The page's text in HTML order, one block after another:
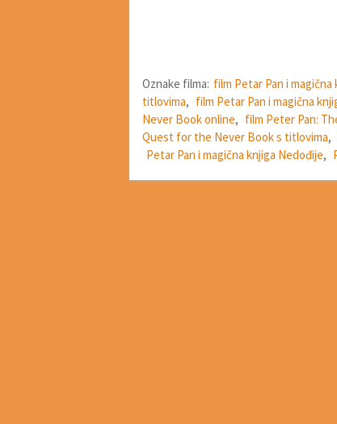
Oznake filma: film Petar Pan i
titlovima, film Petar Pan i magična
Never Book online, film Peter Pan:
Quest for the Never Book s titlovima,
Petar Pan i magična knjiga Nedođije,